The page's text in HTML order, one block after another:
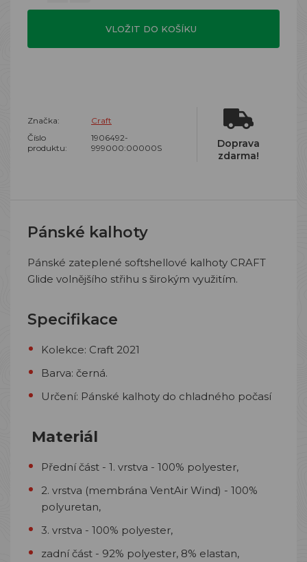
VLOŽIT DO KOŠÍKU
Značka:
Craft
Číslo
produktu:
1906492-
999000:00000S
Doprava
zdarma!
Pánské kalhoty
Pánské zateplené softshellové kalhoty CRAFT
Glide volnějšího střihu s širokým využitím.
Specifikace
Kolekce: Craft 2021
Barva: černá.
Určení: Pánské kalhoty do chladného počasí
Materiál
Přední část - 1. vrstva - 100% polyester,
2. vrstva (membrána VentAir Wind) - 100%
polyuretan,
3. vrstva - 100% polyester,
zadní část - 92% polyester, 8% elastan,